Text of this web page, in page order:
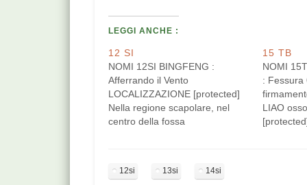
LEGGI ANCHE :
12 SI
NOMI 12SI BINGFENG :
Afferrando il Vento
LOCALIZZAZIONE [protected]
Nella regione scapolare, nel
centro della fossa
con GB, TB e LI Purifica il
15 TB
NOMI
: Fessura
LIAO
12si 13si 14si